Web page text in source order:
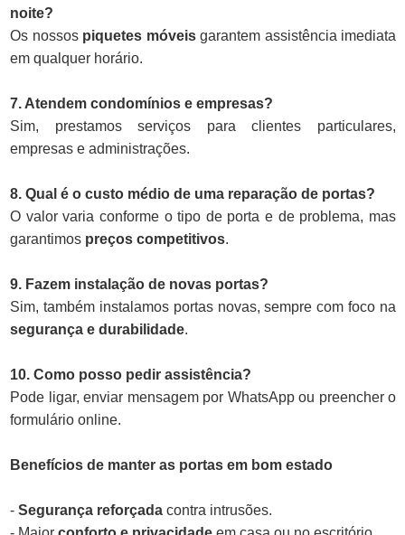
noite?
Os nossos piquetes móveisgarantem assistência imediata
em qualquer horário.
7. Atendem condomínios e empresas?
Sim, prestamos serviços para clientes particulares,
empresas e administrações.
8. Qual é o custo médio de uma reparação de portas?
O valor varia conforme o tipo de porta e de problema, mas
garantimos preços competitivos.
9. Fazem instalação de novas portas?
Sim, também instalamos portas novas, sempre com foco na
segurança e durabilidade.
10. Como posso pedir assistência?
Pode ligar, enviar mensagem por WhatsApp ou preencher o
formulário online.
Benefícios de manter as portas em bom estado
- Segurança reforçada contra intrusões.